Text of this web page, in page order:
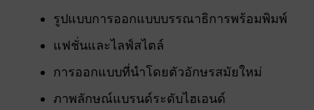
รูปแบบการออกแบบบรรณาธิการพร้อมพิมพ์
แฟชั่นและไลฟ์สไตล์
การออกแบบที่นำโดยตัวอักษรสมัยใหม่
ภาพลักษณ์แบรนด์ระดับไฮเอนด์